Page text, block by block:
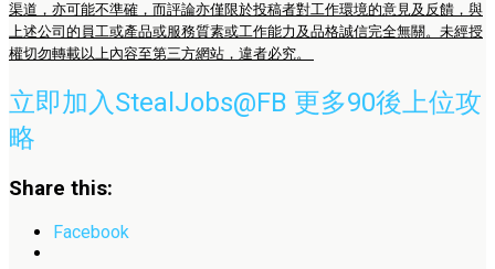
渠道，亦可能不準確，而評論亦僅限於投稿者對工作環境的意見及反饋，與
上述公司的員工或產品或服務質素或工作能力及品格誠信完全無關。未經授
權切勿轉載以上內容至第三方網站，違者必究。
立即加入StealJobs@FB 更多90後上位攻
略
Share this:
Facebook